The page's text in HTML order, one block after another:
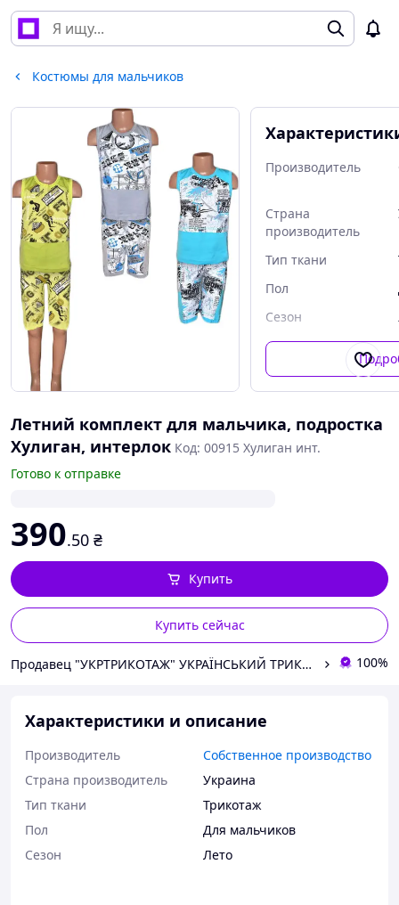
Костюмы для мальчиков
Производитель
Страна
производитель
Тип ткани
Пол
Сезон
Летний комплект для мальчика, подростка
Хулиган, интерлок Код: 00915 Хулиган инт.
Готово к отправке
390.50 ₴
Купить сейчас
Купить
Продавец "УКРТРИКОТАЖ" УКРАЇНСЬКИЙ ТРИКОТАЖ ВІД ВИРОБНИКА © 2005 – 2026 100%
Характеристики и описание
Производитель
Собственное производство
Страна производитель
Украина
Тип ткани
Трикотаж
Пол
Для мальчиков
Сезон
Лето